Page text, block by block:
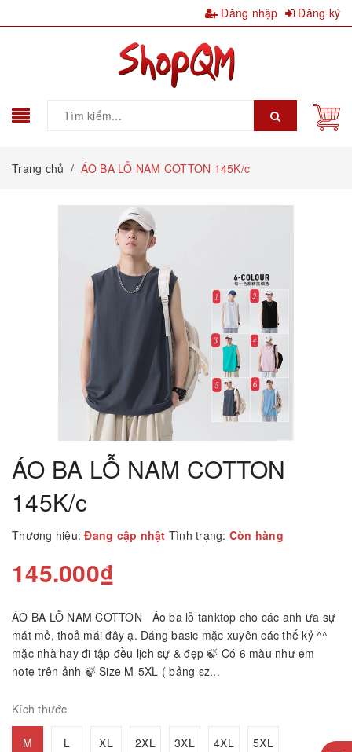
Đăng nhập Đăng ký
Trang chủ / ÁO BA LỖ NAM COTTON 145K/c
ÁO BA LỖ NAM COTTON
145K/c
Thương hiệu: Đang cập nhật Tình trạng: Còn hàng
145.000₫
ÁO BA LỖ NAM COTTON Áo ba lỗ tanktop cho các anh ưa sự
mát mẻ, thoả mái đây ạ. Dáng basic mặc xuyên các thế kỷ ^^
mặc nhà hay đi tập đều lịch sự & đẹp 🍃 Có 6 màu như em
note trên ảnh 🍃 Size M-5XL ( bảng sz...
Kích thước
M L XL 2XL 3XL 4XL 5XL